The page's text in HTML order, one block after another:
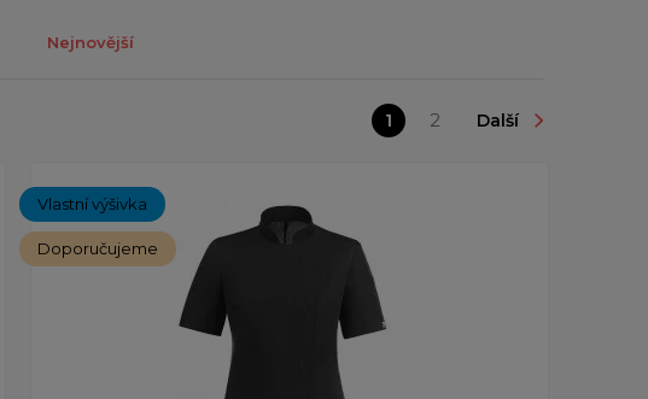
Nejnovější
1 2 Další
Vlastní výšivka
Doporučujeme